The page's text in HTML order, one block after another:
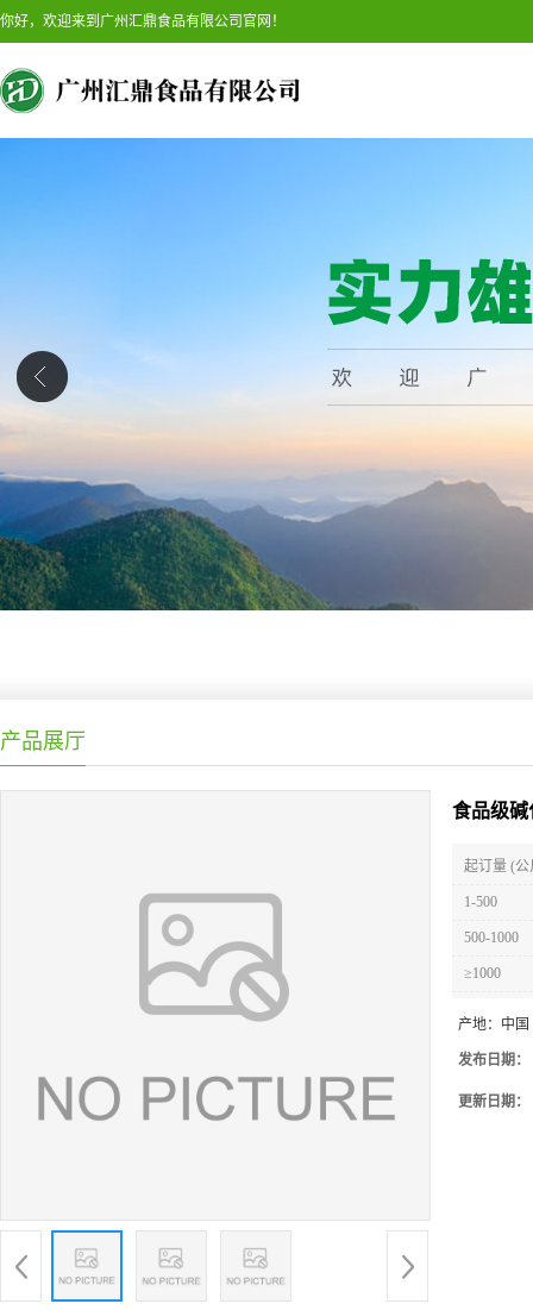
你好，欢迎来到广州汇鼎食品有限公司官网！
产品展厅
食品级碱
起订量 (公
1-500
500-1000
≥1000
产地： 中国
发布日期：
更新日期：